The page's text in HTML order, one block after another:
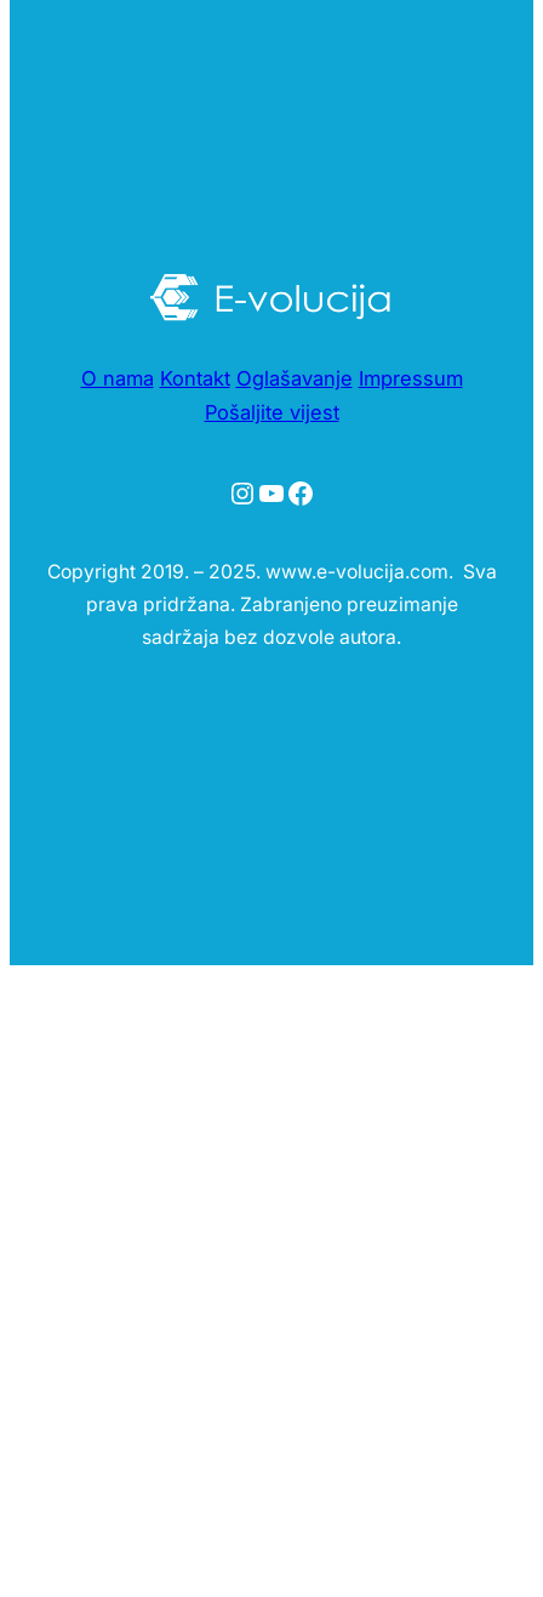
O nama Kontakt Oglašavanje Impressum
Pošaljite vijest
Instagram
YouTube
Facebook
Copyright 2019. – 2025. www.e-volucija.com. Sva
prava pridržana. Zabranjeno preuzimanje
sadržaja bez dozvole autora.